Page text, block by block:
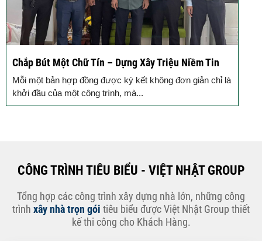
Chắp Bút Một Chữ Tín – Dựng Xây Triệu Niềm Tin
Mỗi một bản hợp đồng được ký kết không đơn giản chỉ là
khởi đầu của một công trình, mà...
CÔNG TRÌNH TIÊU BIỂU - VIỆT NHẬT GROUP
Tổng hợp các công trình xây dựng nhà lớn, những công
trình xây nhà trọn gói tiêu biểu được Việt Nhật Group thiết
kế thi công cho Khách Hàng.